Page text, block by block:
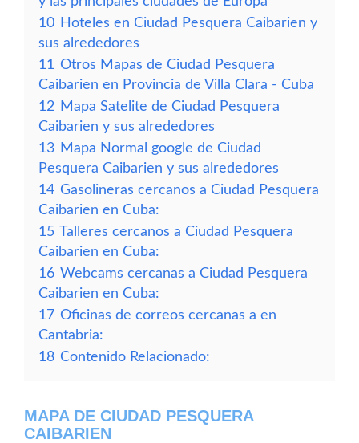
10 Hoteles en Ciudad Pesquera Caibarien y
sus alrededores
11 Otros Mapas de Ciudad Pesquera
Caibarien en Provincia de Villa Clara - Cuba
12 Mapa Satelite de Ciudad Pesquera
Caibarien y sus alrededores
13 Mapa Normal google de Ciudad
Pesquera Caibarien y sus alrededores
14 Gasolineras cercanos a Ciudad Pesquera
Caibarien en Cuba:
15 Talleres cercanos a Ciudad Pesquera
Caibarien en Cuba:
16 Webcams cercanas a Ciudad Pesquera
Caibarien en Cuba:
17 Oficinas de correos cercanas a en
Cantabria:
18 Contenido Relacionado:
MAPA DE CIUDAD PESQUERA
CAIBARIEN